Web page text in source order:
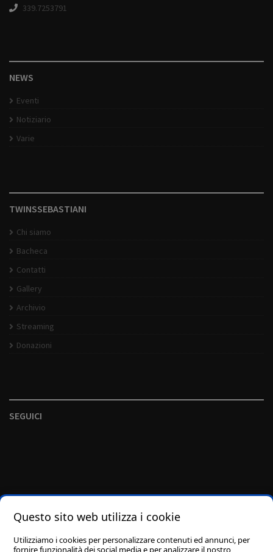
339.7253791
NEWS
Eventi
Notiziario
Varie
TWINSSEBASTIANI
Chi siamo
Bacheca
Contatti
Gallery
Archivio
Streaming
Donazioni
SEGUICI
Questo sito web utilizza i cookie
Utilizziamo i cookies per personalizzare contenuti ed annunci, per
fornire funzionalità dei social media e per analizzare il nostro